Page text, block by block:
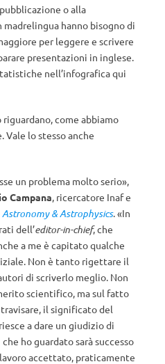
o alla
hanno bisogno di
per leggere e scrivere
presentazioni in inglese.
nell’infografica qui
come abbiamo
lo stesso anche
un problema molto serio»,
Campana, ricercatore Inaf e
Astronomy & Astrophysics. «In
dell’editor-in-chief, che
a me è capitato qualche
Non è tanto rigettare il
di scriverlo meglio. Non
scientifico, ma sul fatto
travisare, il significato del
a dare un giudizio di
ho guardato sarà successo
accettato, praticamente